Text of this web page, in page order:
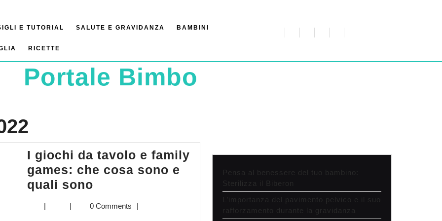
E TUTORIAL SALUTE E GRAVIDANZA BAMBINI
RICETTE
Portale Bimbo
I giochi da tavolo e family
games: che cosa sono e
quali sono
| | 0 Comments |
Pensa al benessere del tuo bambino:
Sterilizza il Biberon
L’importanza del pavimento pelvico e il suo
rafforzamento durante la gravidanza